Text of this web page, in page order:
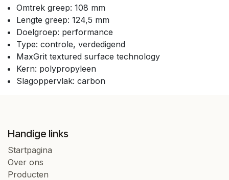
Omtrek greep: 108 mm
Lengte greep: 124,5 mm
Doelgroep: performance
Type: controle, verdedigend
MaxGrit textured surface technology
Kern: polypropyleen
Slagoppervlak: carbon
Handige links
Startpagina
Over ons
Producten